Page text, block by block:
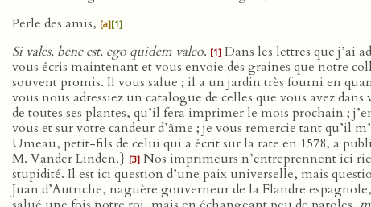
Perle des amis, [a][1]
Si vales, bene est, ego quidem valeo. [1] Dans les lettres que j’ai
vous écris maintenant et vous envoie des graines que notre
souvent promis. Il vous salue ; il a un jardin très fourni en
vous nous adressiez un catalogue de celles que vous avez
de toutes ses plantes, qu’il fera imprimer le mois prochain ;
vous et sur votre candeur d’âme ; je vous remercie tant qu’il
Umeau, petit-fils de celui qui a écrit sur la rate en 1578, a
M. Vander Linden.} [3] Nos imprimeurs n’entreprennent ici
stupidité. Il est ici question d’une paix universelle, mais
Juan d’Autriche, naguère gouverneur de la Flandre